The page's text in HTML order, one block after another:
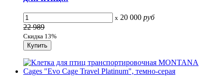
x 20 000 руб
22 989
Скидка 13%